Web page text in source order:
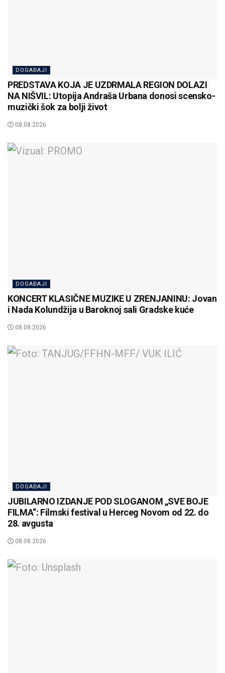
DOGAĐAJI
PREDSTAVA KOJA JE UZDRMALA REGION DOLAZI
NA NIŠVIL: Utopija Andraša Urbana donosi scensko-
muzički šok za bolji život
08.08.2026
DOGAĐAJI
KONCERT KLASIČNE MUZIKE U ZRENJANINU: Jovan
i Nada Kolundžija u Baroknoj sali Gradske kuće
08.08.2026
DOGAĐAJI
JUBILARNO IZDANJE POD SLOGANOM „SVE BOJE
FILMA“: Filmski festival u Herceg Novom od 22. do
28. avgusta
08.08.2026